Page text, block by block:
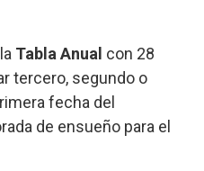
Tabla Anual con 28
tercero, segundo o
fecha del
de ensueño para el